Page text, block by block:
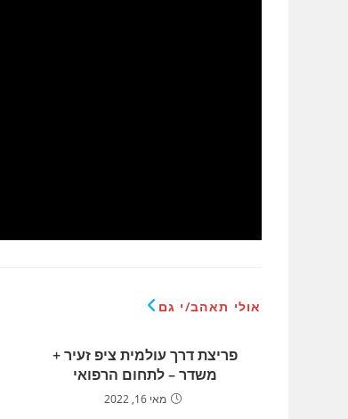
אולי תאהב/י גם
פריצת דרך עולמית ציפ זעיר +
משדר – לתחום הרפואי
מאי 16, 2022